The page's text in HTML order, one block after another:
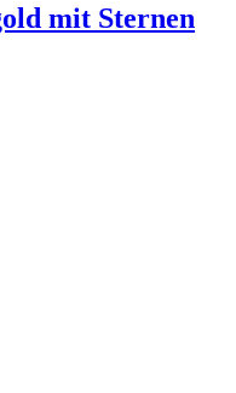
mit Sternen